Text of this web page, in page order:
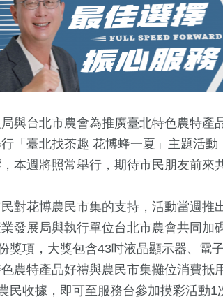
與台北市農會為推廣臺北特色農特產
「臺北找茶趣 花博蜂一夏」主題活
本週將照常舉行，期待市民朋友前來
對花博農民市集的支持，活動當週推
發展局與執行單位台北市農會共同加
獎項，大獎包含43吋液晶顯示器、電
農特產品好禮與農民市集攤位消費抵
民收據，即可至服務台參加摸彩活動
+
社會
179+
運動
16+
2024總統大選